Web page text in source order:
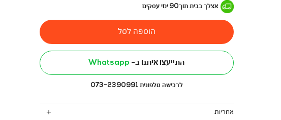
אצלך בבית תוך90 ימי עסקים
הוספה לסל
התייעצו איתנו ב- Whatsapp
לרכישה טלפונית 073-2390991
אחריות